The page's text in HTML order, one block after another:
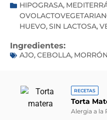
HIPOGRASA,
HUEVO,SIN LACTOSA,
Ingredientes:
AJO,CEBOLLA, MORRÓN
RECETAS
Torta
Alergia a la